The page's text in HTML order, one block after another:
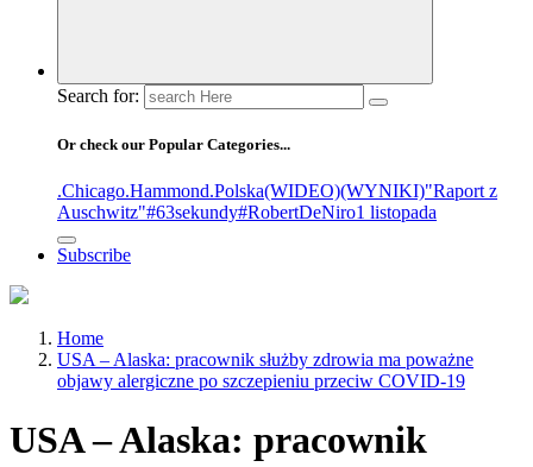
Search for:
Or check our Popular Categories...
.Chicago.Hammond.Polska(WIDEO)(WYNIKI)"Raport z
Auschwitz"#63sekundy#RobertDeNiro1 listopada
Subscribe
Home
USA – Alaska: pracownik służby zdrowia ma poważne
objawy alergiczne po szczepieniu przeciw COVID-19
USA – Alaska: pracownik